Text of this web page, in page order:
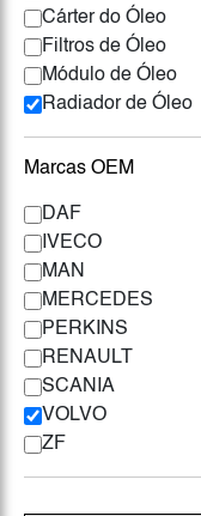
Cárter do Óleo
Filtros de Óleo
Módulo de Óleo
Radiador de Óleo
Marcas OEM
DAF
IVECO
MAN
MERCEDES
PERKINS
RENAULT
SCANIA
VOLVO
ZF